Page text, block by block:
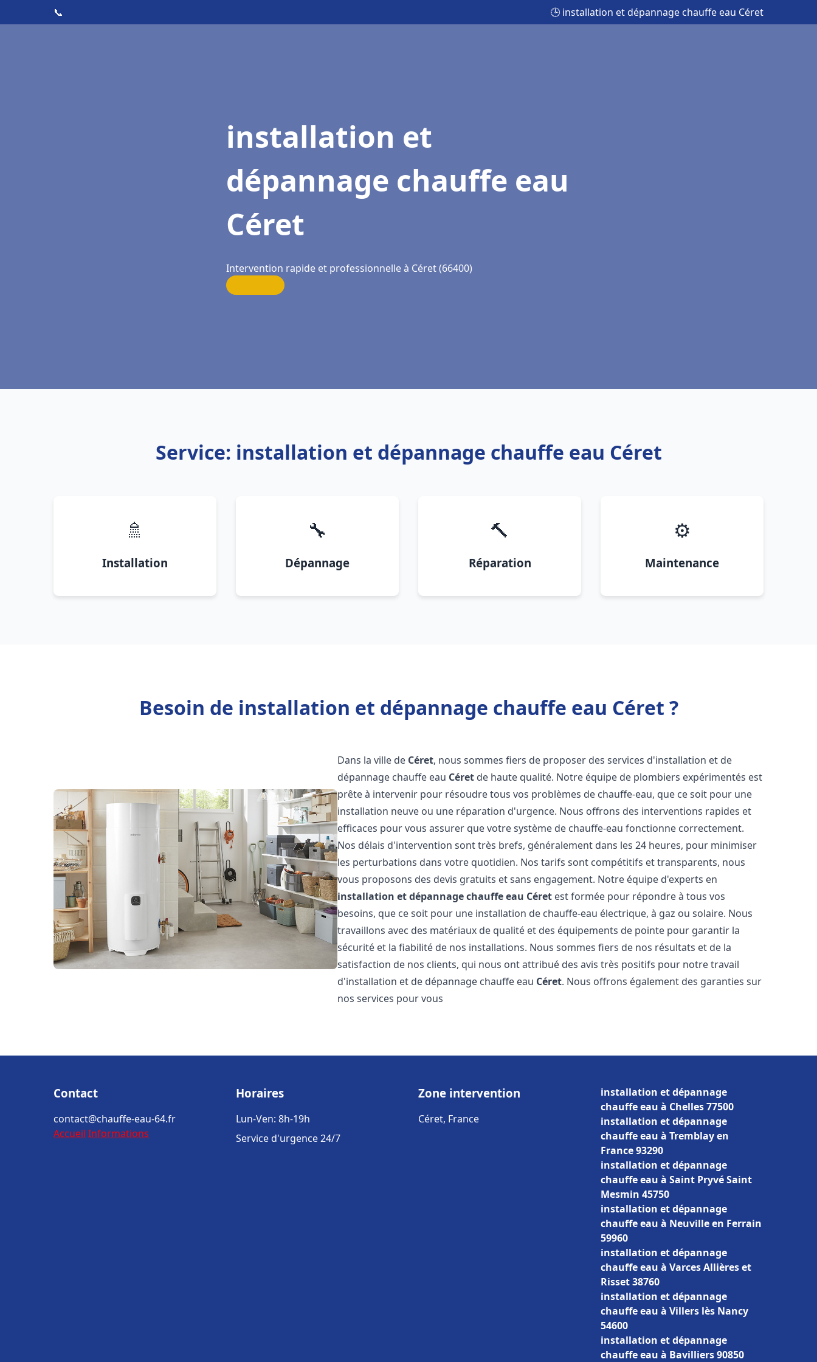
📞 🕒 installation et dépannage chauffe eau Céret
installation et
dépannage chauffe eau
Céret
Intervention rapide et professionnelle à Céret (66400)
Service: installation et dépannage chauffe eau Céret
🚿
Installation
🔧
Dépannage
🔨
Réparation
⚙️
Maintenance
Besoin de installation et dépannage chauffe eau Céret ?
Dans la ville de Céret, nous sommes fiers de proposer des services d'installation et de
dépannage chauffe eau Céret de haute qualité. Notre équipe de plombiers expérimentés est
prête à intervenir pour résoudre tous vos problèmes de chauffe-eau, que ce soit pour une
installation neuve ou une réparation d'urgence. Nous offrons des interventions rapides et
efficaces pour vous assurer que votre système de chauffe-eau fonctionne correctement.
Nos délais d'intervention sont très brefs, généralement dans les 24 heures, pour minimiser
les perturbations dans votre quotidien. Nos tarifs sont compétitifs et transparents, nous
vous proposons des devis gratuits et sans engagement. Notre équipe d'experts en
installation et dépannage chauffe eau Céret est formée pour répondre à tous vos
besoins, que ce soit pour une installation de chauffe-eau électrique, à gaz ou solaire. Nous
travaillons avec des matériaux de qualité et des équipements de pointe pour garantir la
sécurité et la fiabilité de nos installations. Nous sommes fiers de nos résultats et de la
satisfaction de nos clients, qui nous ont attribué des avis très positifs pour notre travail
d'installation et de dépannage chauffe eau Céret. Nous offrons également des garanties sur
nos services pour vous
Contact
contact@chauffe-eau-64.fr
Accueil Informations
Horaires
Lun-Ven: 8h-19h
Service d'urgence 24/7
Zone intervention
Céret, France
installation et dépannage
chauffe eau à Chelles 77500
installation et dépannage
chauffe eau à Tremblay en
France 93290
installation et dépannage
chauffe eau à Saint Pryvé Saint
Mesmin 45750
installation et dépannage
chauffe eau à Neuville en Ferrain
59960
installation et dépannage
chauffe eau à Varces Allières et
Risset 38760
installation et dépannage
chauffe eau à Villers lès Nancy
54600
installation et dépannage
chauffe eau à Bavilliers 90850